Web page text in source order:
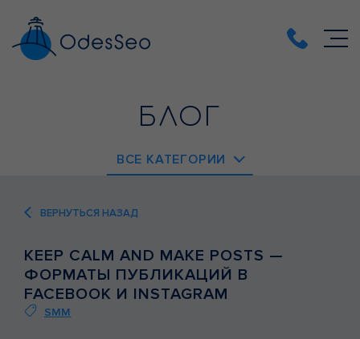
БЛОГ
ВСЕ КАТЕГОРИИ
SEO
SMM
ВЕРНУТЬСЯ НАЗАД
KEEP CALM AND MAKE POSTS —
ФОРМАТЫ ПУБЛИКАЦИЙ В
FACEBOOK И INSTAGRAM
SMM